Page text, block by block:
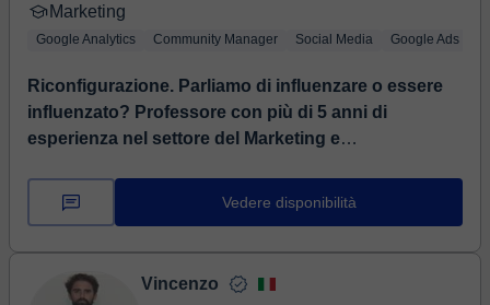
Marketing
Google Analytics Community Manager Social Media Google Ads
Riconfigurazione. Parliamo di influenzare o essere
influenzato? Professore con più di 5 anni di
esperienza nel settore del Marketing e
Ciao a tutti! Mi chiamo Will, sono un professionista della
comunicazione è pubblicità. Ho un livello madrelingua
Vedere disponibilità
Vincenzo